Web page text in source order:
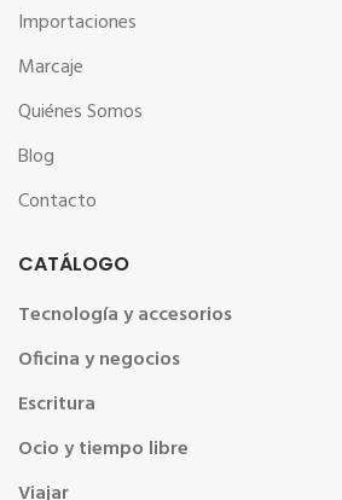
Importaciones
Marcaje
Quiénes Somos
Blog
Contacto
CATÁLOGO
Tecnología y accesorios
Oficina y negocios
Escritura
Ocio y tiempo libre
Viajar